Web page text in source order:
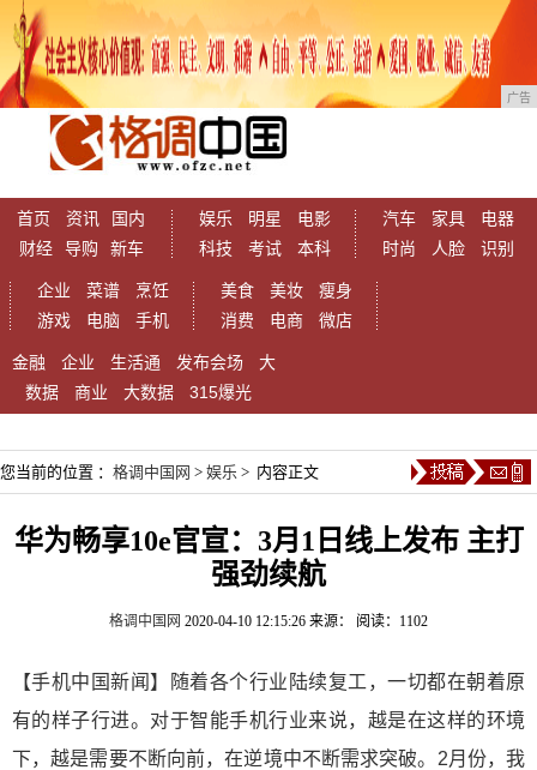
广告
首页 资讯
国内
财经
导购 新车
娱乐 明星
电影
科技
考试 本科
汽车 家具
电器
时尚
人脸 识别
企业 菜谱
烹饪
游戏
电脑 手机
美食 美妆
瘦身
消费
电商 微店
金融 企业 生活通 发布会场
大
数据
商业 大数据 315爆光
您当前的位置 ： 格调中国网 > 娱乐 > 内容正文
华为畅享10e官宣：3月1日线上发布 主打
强劲续航
格调中国网 2020-04-10 12:15:26 来源： 阅读：1102
【手机中国新闻】随着各个行业陆续复工，一切都在朝着原
有的样子行进。对于智能手机行业来说，越是在这样的环境
下，越是需要不断向前，在逆境中不断需求突破。2月份，我